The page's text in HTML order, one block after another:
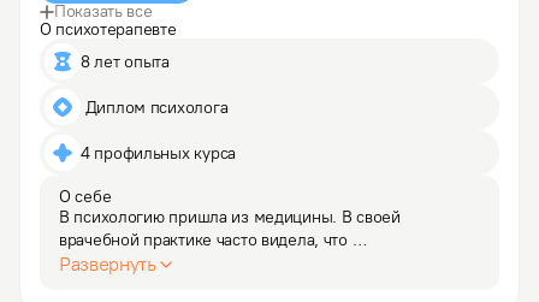
Показать все
О психотерапевте
8 лет опыта
Диплом психолога
4 профильных курса
О себе
В психологию пришла из медицины. В своей
врачебной практике часто видела, что
психологическая боль бывает не меньше, а иногда
Развернуть